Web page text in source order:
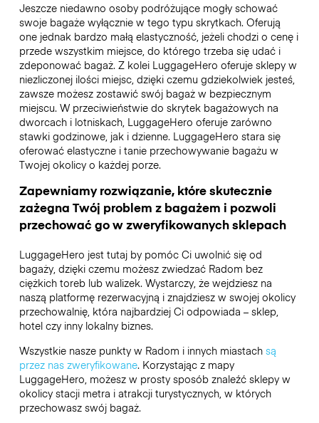
Jeszcze niedawno osoby podróżujące mogły schować
swoje bagaże wyłącznie w tego typu skrytkach. Oferują
one jednak bardzo małą elastyczność, jeżeli chodzi o cenę i
przede wszystkim miejsce, do którego trzeba się udać i
zdeponować bagaż. Z kolei LuggageHero oferuje sklepy w
niezliczonej ilości miejsc, dzięki czemu gdziekolwiek jesteś,
zawsze możesz zostawić swój bagaż w bezpiecznym
miejscu. W przeciwieństwie do skrytek bagażowych na
dworcach i lotniskach, LuggageHero oferuje zarówno
stawki godzinowe, jak i dzienne. LuggageHero stara się
oferować elastyczne i tanie przechowywanie bagażu w
Twojej okolicy o każdej porze.
Zapewniamy rozwiązanie, które skutecznie
zażegna Twój problem z bagażem i pozwoli
przechować go w zweryfikowanych sklepach
LuggageHero jest tutaj by pomóc Ci uwolnić się od
bagaży, dzięki czemu możesz zwiedzać Radom bez
ciężkich toreb lub walizek. Wystarczy, że wejdziesz na
naszą platformę rezerwacyjną i znajdziesz w swojej okolicy
przechowalnię, która najbardziej Ci odpowiada – sklep,
hotel czy inny lokalny biznes.
Wszystkie nasze punkty w Radom i innych miastach są
przez nas zweryfikowane. Korzystając z mapy
LuggageHero, możesz w prosty sposób znaleźć sklepy w
okolicy stacji metra i atrakcji turystycznych, w których
przechowasz swój bagaż.